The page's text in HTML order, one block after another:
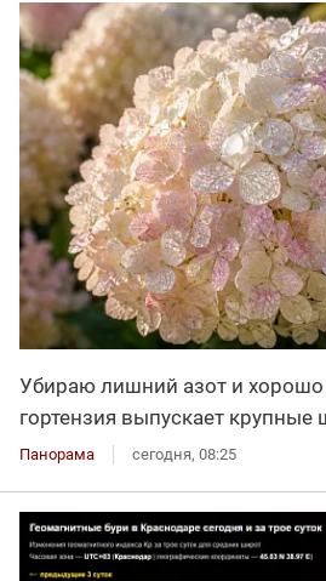
Убираю лишний азот и
гортензия выпускает крупные
Панорама сегодня, 08:25